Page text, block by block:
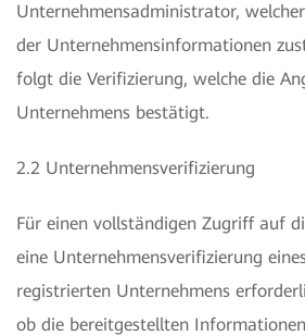
Unternehmensadministrator,
der Unternehmensinformationen
folgt die Verifizierung, welche die
Unternehmens bestätigt.
2.2 Unternehmensverifizierung
Für einen vollständigen Zugriff auf
eine Unternehmensverifizierung
registrierten Unternehmens
ob die bereitgestellten